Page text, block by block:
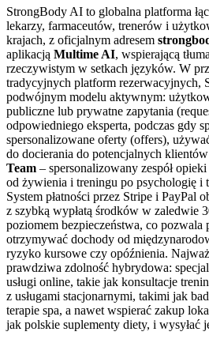
StrongBody AI to globalna platforma
lekarzy, farmaceutów, trenerów i
krajach, z oficjalnym adresem
aplikacją Multime AI, wspierającą
rzeczywistym w setkach języków. W
tradycyjnych platform rezerwacyjnych,
podwójnym modelu aktywnym:
publiczne lub prywatne zapytania
odpowiedniego eksperta, podczas gdy
spersonalizowane oferty (offers),
do docierania do potencjalnych
Team – spersonalizowany zespół
od żywienia i treningu po psychologię i
System płatności przez Stripe i PayPal
z szybką wypłatą środków w zaledwie
poziomem bezpieczeństwa, co pozwala
otrzymywać dochody od
ryzyko kursowe czy opóźnienia.
prawdziwa zdolność hybrydowa:
usługi online, takie jak konsultacje
z usługami stacjonarnymi, takimi jak
terapie spa, a nawet wspierać zakup
jak polskie suplementy diety, i wysyłać